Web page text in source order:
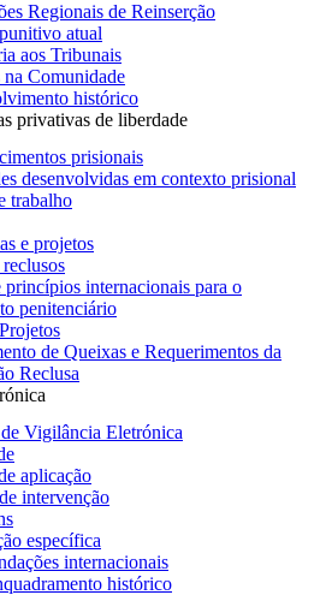
Regionais de Reinserção
atual
aos Tribunais
Comunidade
histórico
privativas de liberdade
prisionais
desenvolvidas em contexto prisional
trabalho
e projetos
princípios internacionais para o
penitenciário
de Queixas e Requerimentos da
Reclusa
Vigilância Eletrónica
aplicação
intervenção
específica
internacionais
histórico